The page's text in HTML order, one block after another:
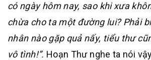
có ngày hôm nay, sao khi xưa
chừa cho ta một đường lui? Phải
nhân nào gặp quả nấy, tiểu thư
vô tình!”. Hoạn Thư nghe ta nói